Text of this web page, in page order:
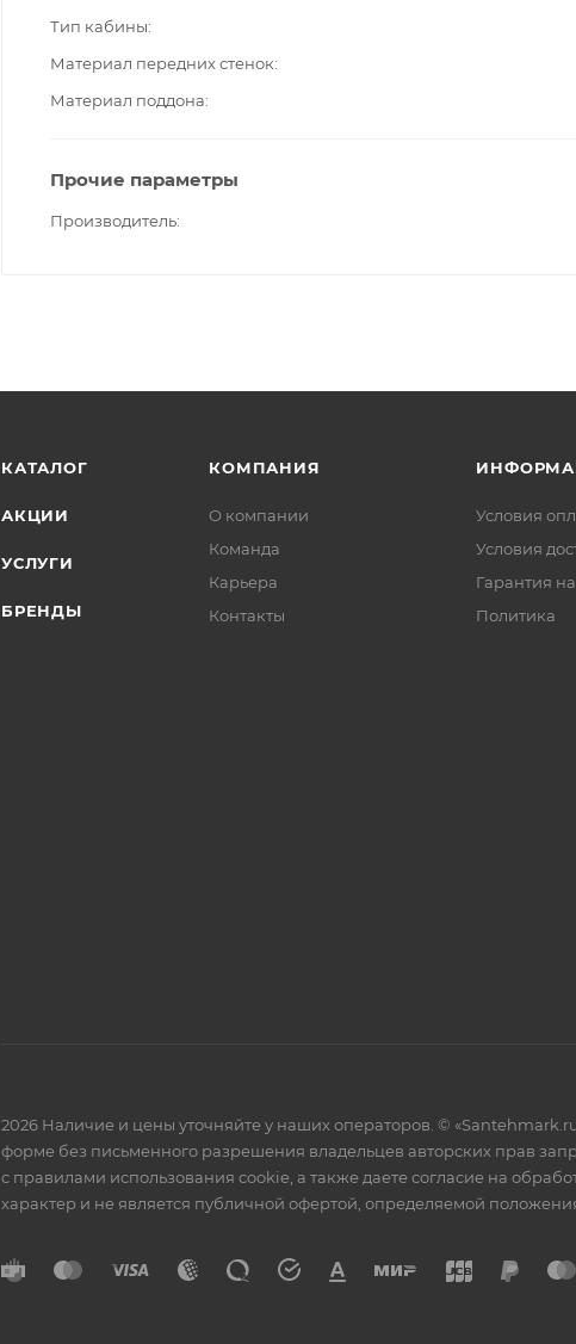
Тип кабины
Материал передних стенок
Материал поддона
Прочие параметры
Производитель
КАТАЛОГ
АКЦИИ
УСЛУГИ
БРЕНДЫ
КОМПАНИЯ
О компании
Команда
Карьера
Контакты
Условия
Условия
Гарантия
Политика
2026 Наличие и цены уточняйте у наших операторов. ©
форме без письменного разрешения владельцев авторских прав
с правилами использования cookie, а также даете согласие на
характер и не является публичной офертой, определяемой